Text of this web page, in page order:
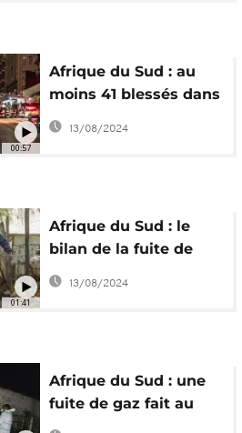
00:57
Afrique du Sud : au
moins 41 blessés dans
une "mystérieuse
explosion"
13/08/2024
01:41
Afrique du Sud : le
bilan de la fuite de
gaz grimpe à 17 morts
13/08/2024
Afrique du Sud : une
fuite de gaz fait au
moins 16 morts à